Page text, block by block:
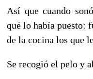
Así que cuando
qué lo había puesto:
de la cocina los que
Se recogió el pelo y